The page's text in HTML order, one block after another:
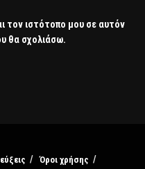
τον ιστότοπο μου σε αυτόν
θα σχολιάσω.
Όροι χρήσης